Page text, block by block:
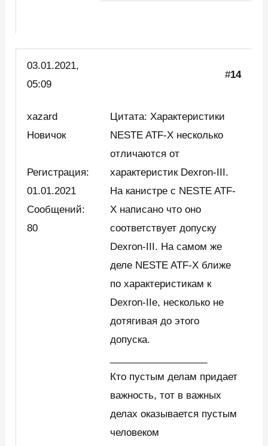
03.01.2021,
05:09
#14
xazard
Новичок
Регистрация:
01.01.2021
Сообщений:
80
Цитата: Характеристики
NESTE ATF-X несколько
отличаются от
характеристик Dexron-III.
На канистре с NESTE ATF-
X написано что оно
соответствует допуску
Dexron-III. На самом же
деле NESTE ATF-X ближе
по характеристикам к
Dexron-IIe, несколько не
дотягивая до этого
допуска.
Кто пустым делам придает
важность, тот в важных
делах оказывается пустым
человеком